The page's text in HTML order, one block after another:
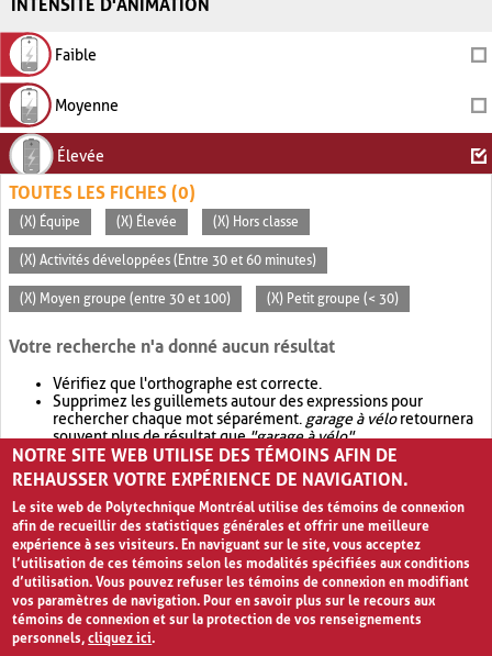
INTENSITÉ D'ANIMATION
Faible
Moyenne
Élevée
TOUTES LES FICHES (0)
(X) Équipe (X) Élevée (X) Hors classe
(X) Activités développées (Entre 30 et 60 minutes)
(X) Moyen groupe (entre 30 et 100) (X) Petit groupe (< 30)
Votre recherche n'a donné aucun résultat
Vérifiez que l'orthographe est correcte.
Supprimez les guillemets autour des expressions pour
rechercher chaque mot séparément. garage à véloretournera
souvent plus de résultat que"garage à vélo".
Envisagez d'élargir votre recherche avec OR.garage OR vélo
retournera souvent plus de résultat quegarage à vélo
NOTRE SITE WEB UTILISE DES TÉMOINS AFIN DE
REHAUSSER VOTRE EXPÉRIENCE DE NAVIGATION.
Le site web de Polytechnique Montréal utilise des témoins de connexion
afin de recueillir des statistiques générales et offrir une meilleure
expérience à ses visiteurs. En naviguant sur le site, vous acceptez
l’utilisation de ces témoins selon les modalités spécifiées aux conditions
d’utilisation. Vous pouvez refuser les témoins de connexion en modifiant
vos paramètres de navigation. Pour en savoir plus sur le recours aux
témoins de connexion et sur la protection de vos renseignements
personnels,cliquez ici.